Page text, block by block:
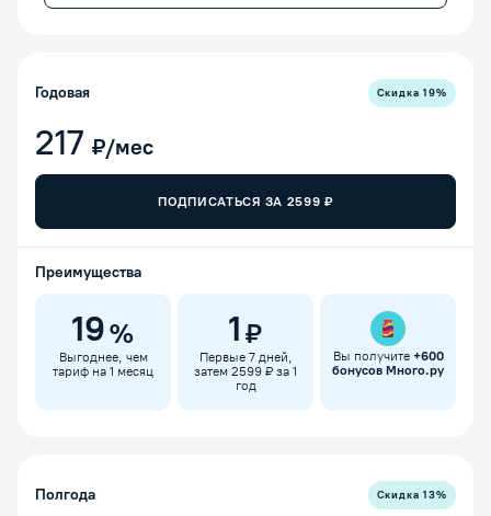
Годовая Скидка19%
217 ₽/мес
ПОДПИСАТЬСЯ ЗА 2599 ₽
Преимущества
19%
Выгоднее, чем
тариф на 1 месяц
1 ₽
Первые 7 дней,
затем 2599 ₽ за 1
год
Вы получите +600
бонусов Много.ру
Полгода Скидка13%